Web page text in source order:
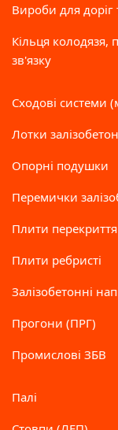
Вироби для доріг
Кільця колодязя,
зв'язку
Сходові системи
Лотки
Опорні подушки
Перемички
Плити перекриття
Плити ребристі
Залізобетонні
Прогони (ПРГ)
Промислові ЗБВ
Палі